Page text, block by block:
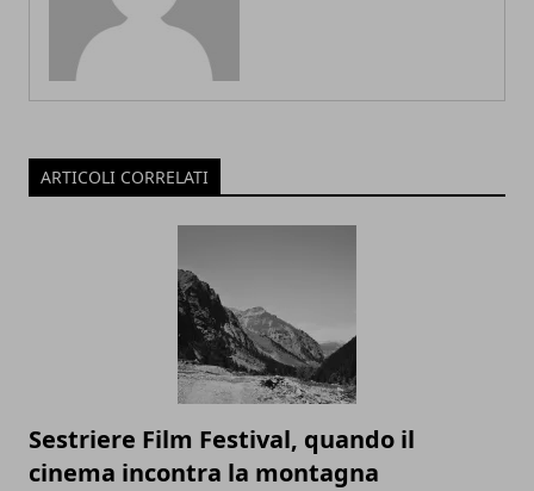
ARTICOLI CORRELATI
Sestriere Film Festival, quando il
cinema incontra la montagna